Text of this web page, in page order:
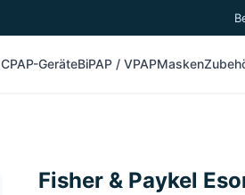
CPAP-GeräteBiPAP / VPAPMasken
Fisher & Paykel